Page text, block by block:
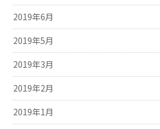
2019年6月
2019年5月
2019年3月
2019年2月
2019年1月